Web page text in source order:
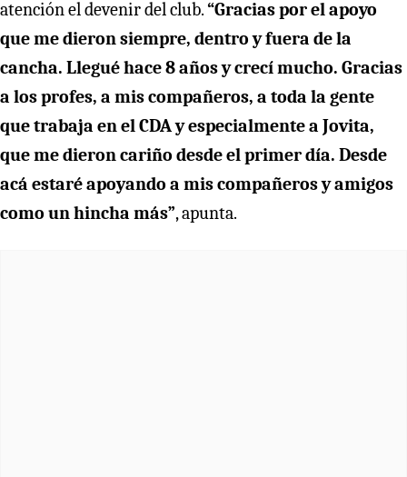
atención el devenir del club.“Gracias por el apoyo
que me dieron siempre, dentro y fuera de la
cancha. Llegué hace 8 años y crecí mucho. Gracias
a los profes, a mis compañeros, a toda la gente
que trabaja en el CDA y especialmente a Jovita,
que me dieron cariño desde el primer día. Desde
acá estaré apoyando a mis compañeros y amigos
como un hincha más”, apunta.